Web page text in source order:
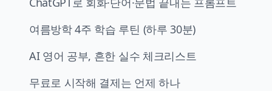
여름방학 4주 학습 루틴 (하루 30분)
AI 영어 공부, 흔한 실수 체크리스트
무료로 시작해 결제는 언제 하나